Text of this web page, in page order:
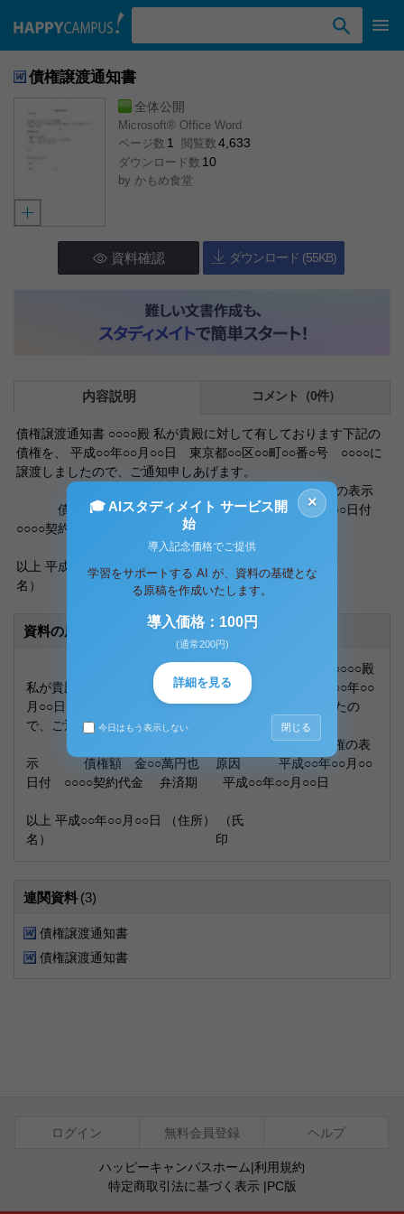
債権譲渡通知書
全体公開
Microsoft® Office Word
ページ数 1 閲覧数 4,633
ダウンロード数 10
by かもめ食堂
資料確認 ダウンロード (55KB)
内容説明 コメント（0件）
債権譲渡通知書 ○○○○殿 私が貴殿に対して有しております下記の
債権を、 平成○○年○○月○○日 東京都○○区○○町○○番○号 ○○○○に
譲渡しましたので、ご通知申しあげます。
記 譲渡債権の表示
債権額 金○○萬円也 原因 平成○○年○○月○○日付
○○○○契約代金 弁済期 平成○○年○○月○○日
以上 平成○○年○○月○○日 （住所） （氏
名） 印
資料の原本内容
債権譲渡通知書 ○○○○殿
私が貴殿に対して有しております下記の債権を、 平成○○年○○
月○○日 東京都○○区○○町○○番○号 ○○○○に譲渡しましたの
で、ご通知申しあげます。
記 譲渡債権の表
示 債権額 金○○萬円也 原因 平成○○年○○月○○
日付 ○○○○契約代金 弁済期 平成○○年○○月○○日
以上 平成○○年○○月○○日 （住所） （氏
名） 印
連関資料 (3)
債権譲渡通知書
債権譲渡通知書
ログイン 無料会員登録 ヘルプ
ハッピーキャンパスホーム|利用規約
特定商取引法に基づく表示|PC版
×
🎓 AIスタディメイト サービス開
始
導入記念価格でご提供
学習をサポートする AI が、資料の基礎とな
る原稿を作成いたします。
導入価格：100円
(通常200円)
詳細を見る
今日はもう表示しない 閉じる